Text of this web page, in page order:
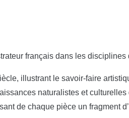
français dans les disciplines
illustrant le savoir-faire
naturalistes et
de chaque pièce un fragment